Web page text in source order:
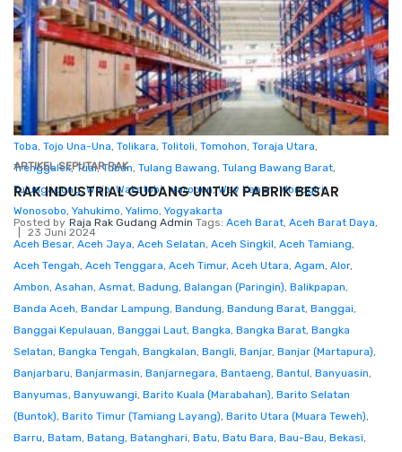
Toraja,Tanah Bumbu (Batulicin),Tanah Datar,Tanah Laut (Pelaihari),
Tangerang,Tangerang Selatan,Tanggamus,Tanjung Jabung Barat,
Tanjung Jabung Timur,Tanjungbalai,Tanjungpinang,Tapanuli Selatan,
Tapanuli Tengah
Tapanuli Utara,Tapin (Rantau) ,Tarakan,Tasikmalaya,
Tebing Tinggi
Tegal,Teluk Bintuni,Teluk Wondama,Temanggung,
Ternate,Tidore Kepulauan,Timor Tengah Selatan Timor Tengah Utara,
Toba, Tojo Una-Una, Tolikara, Tolitoli, Tomohon, Toraja Utara,
Trenggalek,Tual,Tuban, Tulang Bawang, Tulang Bawang Barat,
Tulungagung,Wajo,Wakatobi,Waropen,Way Kanan,Wonogiri,
Wonosobo, Yahukimo, Yalimo, Yogyakarta
23 Juni 2024
ARTIKEL SEPUTAR RAK
RAK INDUSTRIAL GUDANG UNTUK PABRIK BESAR
Posted by Raja Rak Gudang Admin Tags: Aceh Barat, Aceh Barat Daya,
Aceh Besar, Aceh Jaya, Aceh Selatan, Aceh Singkil, Aceh Tamiang,
Aceh Tengah, Aceh Tenggara, Aceh Timur, Aceh Utara, Agam, Alor,
Ambon, Asahan, Asmat, Badung, Balangan (Paringin), Balikpapan,
Banda Aceh, Bandar Lampung, Bandung, Bandung Barat, Banggai,
Banggai Kepulauan, Banggai Laut, Bangka, Bangka Barat, Bangka
Selatan, Bangka Tengah, Bangkalan, Bangli, Banjar, Banjar (Martapura),
Banjarbaru, Banjarmasin, Banjarnegara, Bantaeng, Bantul, Banyuasin,
Banyumas, Banyuwangi, Barito Kuala (Marabahan), Barito Selatan
(Buntok), Barito Timur (Tamiang Layang), Barito Utara (Muara Teweh),
Barru, Batam, Batang, Batanghari, Batu, Batu Bara, Bau-Bau, Bekasi,